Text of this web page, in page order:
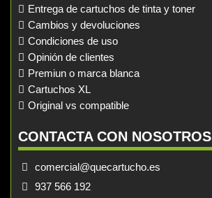
Entrega de cartuchos de tinta y toner
Cambios y devoluciones
Condiciones de uso
Opinión de clientes
Premiun o marca blanca
Cartuchos XL
Original vs compatible
CONTACTA CON NOSOTROS
comercial@quecartucho.es
937 566 192